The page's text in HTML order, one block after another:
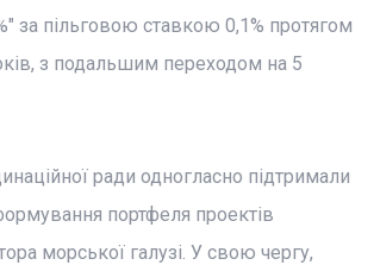
за пільговою ставкою 0,1% протягом
з подальшим переходом на 5
ради одногласно підтримали
портфеля проектів
морської галузі. У свою чергу,